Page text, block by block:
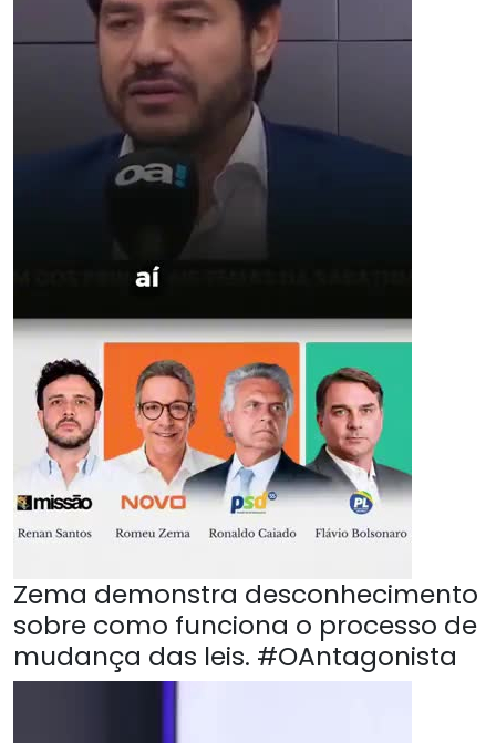
Zema demonstra desconhecimento
sobre como funciona o processo de
mudança das leis. #OAntagonista